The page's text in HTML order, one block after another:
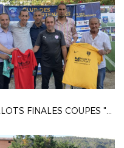
REMISE MAILLOTS FINALES COUPES "ULYSSE FABRE", "AVENIR" et "GRAND VAUCLUSE